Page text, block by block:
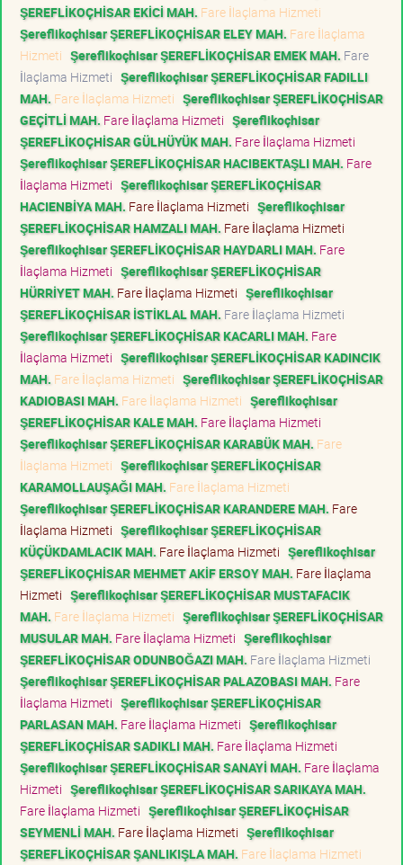
ŞEREFLİKOÇHİSAR EKİCİ MAH. Fare İlaçlama Hizmeti
Şereflikoçhisar ŞEREFLİKOÇHİSAR ELEY MAH. Fare İlaçlama
Hizmeti Şereflikoçhisar ŞEREFLİKOÇHİSAR EMEK MAH. Fare
İlaçlama Hizmeti Şereflikoçhisar ŞEREFLİKOÇHİSAR FADILLI
MAH. Fare İlaçlama Hizmeti Şereflikoçhisar ŞEREFLİKOÇHİSAR
GEÇİTLİ MAH. Fare İlaçlama Hizmeti Şereflikoçhisar
ŞEREFLİKOÇHİSAR GÜLHÜYÜK MAH. Fare İlaçlama Hizmeti
Şereflikoçhisar ŞEREFLİKOÇHİSAR HACIBEKTAŞLI MAH. Fare
İlaçlama Hizmeti Şereflikoçhisar ŞEREFLİKOÇHİSAR
HACIENBİYA MAH. Fare İlaçlama Hizmeti Şereflikoçhisar
ŞEREFLİKOÇHİSAR HAMZALI MAH. Fare İlaçlama Hizmeti
Şereflikoçhisar ŞEREFLİKOÇHİSAR HAYDARLI MAH. Fare
İlaçlama Hizmeti Şereflikoçhisar ŞEREFLİKOÇHİSAR
HÜRRİYET MAH. Fare İlaçlama Hizmeti Şereflikoçhisar
ŞEREFLİKOÇHİSAR İSTİKLAL MAH. Fare İlaçlama Hizmeti
Şereflikoçhisar ŞEREFLİKOÇHİSAR KACARLI MAH. Fare
İlaçlama Hizmeti Şereflikoçhisar ŞEREFLİKOÇHİSAR KADINCIK
MAH. Fare İlaçlama Hizmeti Şereflikoçhisar ŞEREFLİKOÇHİSAR
KADIOBASI MAH. Fare İlaçlama Hizmeti Şereflikoçhisar
ŞEREFLİKOÇHİSAR KALE MAH. Fare İlaçlama Hizmeti
Şereflikoçhisar ŞEREFLİKOÇHİSAR KARABÜK MAH. Fare
İlaçlama Hizmeti Şereflikoçhisar ŞEREFLİKOÇHİSAR
KARAMOLLAUŞAĞI MAH. Fare İlaçlama Hizmeti
Şereflikoçhisar ŞEREFLİKOÇHİSAR KARANDERE MAH. Fare
İlaçlama Hizmeti Şereflikoçhisar ŞEREFLİKOÇHİSAR
KÜÇÜKDAMLACIK MAH. Fare İlaçlama Hizmeti Şereflikoçhisar
ŞEREFLİKOÇHİSAR MEHMET AKİF ERSOY MAH. Fare İlaçlama
Hizmeti Şereflikoçhisar ŞEREFLİKOÇHİSAR MUSTAFACIK
MAH. Fare İlaçlama Hizmeti Şereflikoçhisar ŞEREFLİKOÇHİSAR
MUSULAR MAH. Fare İlaçlama Hizmeti Şereflikoçhisar
ŞEREFLİKOÇHİSAR ODUNBOĞAZI MAH. Fare İlaçlama Hizmeti
Şereflikoçhisar ŞEREFLİKOÇHİSAR PALAZOBASI MAH. Fare
İlaçlama Hizmeti Şereflikoçhisar ŞEREFLİKOÇHİSAR
PARLASAN MAH. Fare İlaçlama Hizmeti Şereflikoçhisar
ŞEREFLİKOÇHİSAR SADIKLI MAH. Fare İlaçlama Hizmeti
Şereflikoçhisar ŞEREFLİKOÇHİSAR SANAYİ MAH. Fare İlaçlama
Hizmeti Şereflikoçhisar ŞEREFLİKOÇHİSAR SARIKAYA MAH.
Fare İlaçlama Hizmeti Şereflikoçhisar ŞEREFLİKOÇHİSAR
SEYMENLİ MAH. Fare İlaçlama Hizmeti Şereflikoçhisar
ŞEREFLİKOÇHİSAR ŞANLIKIŞLA MAH. Fare İlaçlama Hizmeti